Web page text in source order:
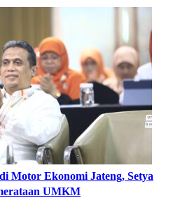
Motor Ekonomi Jateng, Setya
UMKM